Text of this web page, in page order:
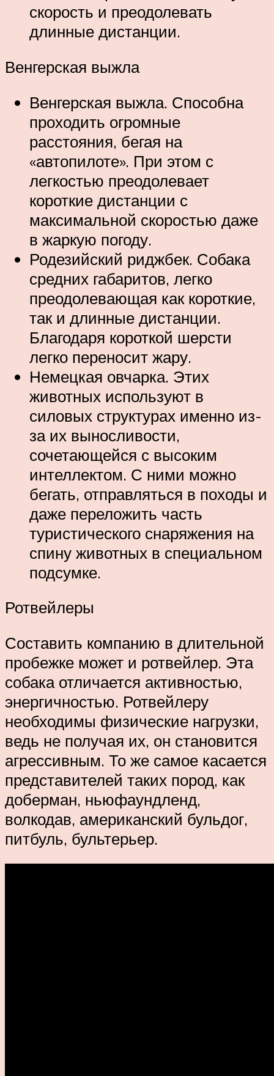
скорость и преодолевать
длинные дистанции.
Венгерская выжла
Венгерская выжла. Способна
проходить огромные
расстояния, бегая на
«автопилоте». При этом с
легкостью преодолевает
короткие дистанции с
максимальной скоростью даже
в жаркую погоду.
Родезийский риджбек. Собака
средних габаритов, легко
преодолевающая как короткие,
так и длинные дистанции.
Благодаря короткой шерсти
легко переносит жару.
Немецкая овчарка. Этих
животных используют в
силовых структурах именно из-
за их выносливости,
сочетающейся с высоким
интеллектом. С ними можно
бегать, отправляться в походы и
даже переложить часть
туристического снаряжения на
спину животных в специальном
подсумке.
Ротвейлеры
Составить компанию в длительной
пробежке может и ротвейлер. Эта
собака отличается активностью,
энергичностью. Ротвейлеру
необходимы физические нагрузки,
ведь не получая их, он становится
агрессивным. То же самое касается
представителей таких пород, как
доберман, ньюфаундленд,
волкодав, американский бульдог,
питбуль, бультерьер.